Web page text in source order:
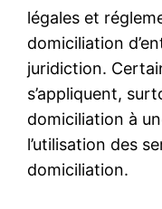
légales et
domiciliation
juridiction.
s’appliquent,
domiciliation à
l’utilisation des
domiciliation.